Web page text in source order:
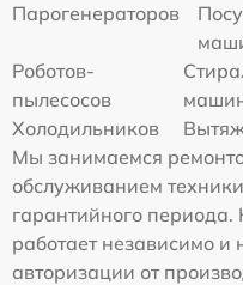
Парогенераторов
Роботов-
пылесосов
Холодильников
Мы занимаемся
обслуживанием
гарантийного
работает независимо
авторизации от